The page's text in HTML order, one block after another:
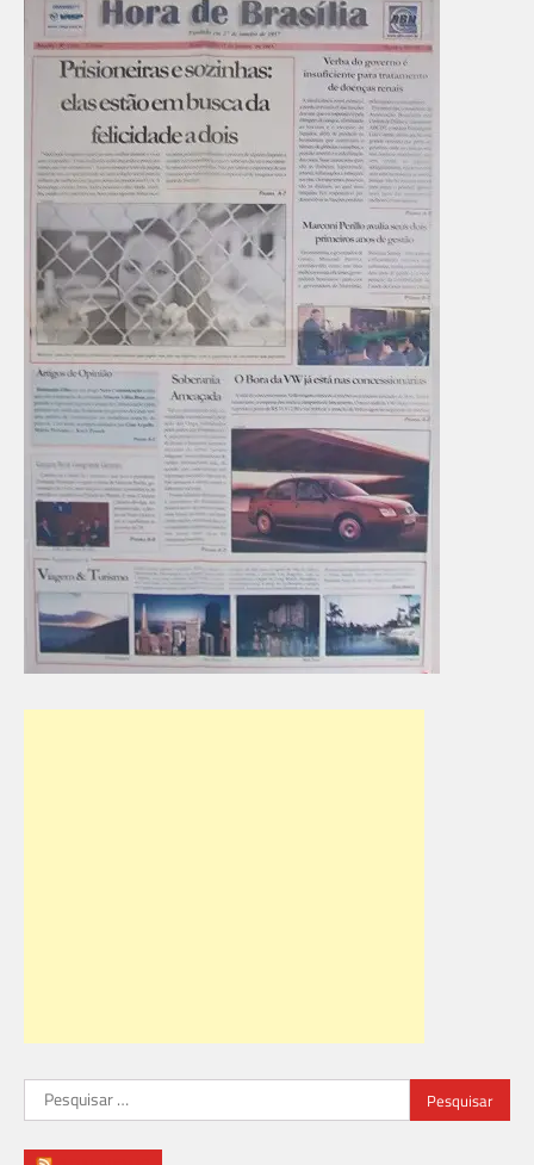
Pesquisar
por: